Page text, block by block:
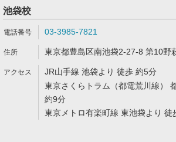
池袋校
03-3985-7821
東京都豊島区南池袋2-27-8 第10野
JR山手線 池袋より 徒歩 約5分
東京さくらトラム（都電荒川線）
約9分
東京メトロ有楽町線 東池袋より 徒